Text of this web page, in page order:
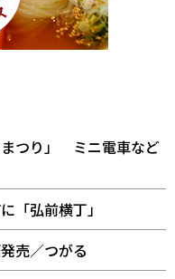
つり」 ミニ電車など
「弘前横丁」
売／つがる